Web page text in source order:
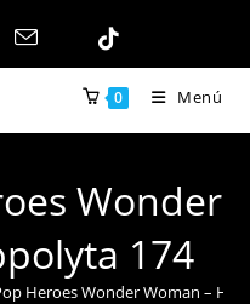
0 Menú
Wonder
174
Heroes Wonder Woman –